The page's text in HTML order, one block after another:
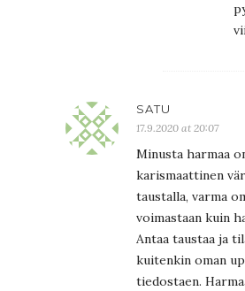
SATU
17.9.2020 at 20:07
Minusta harmaa
karismaattinen
taustalla, varma
voimastaan kuin
Antaa taustaa ja
kuitenkin oman
tiedostaen.